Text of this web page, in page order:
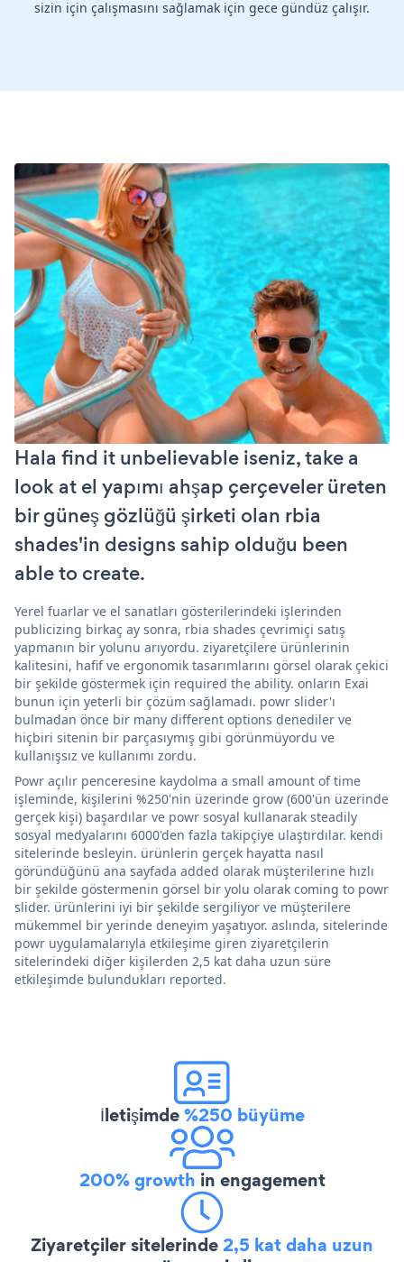
sizin için çalışmasını sağlamak için gece gündüz çalışır.
Hala find it unbelievable iseniz, take a
look at el yapımı ahşap çerçeveler üreten
bir güneş gözlüğü şirketi olan rbia
shades'in designs sahip olduğu been
able to create.
Yerel fuarlar ve el sanatları gösterilerindeki işlerinden
publicizing birkaç ay sonra, rbia shades çevrimiçi satış
yapmanın bir yolunu arıyordu. ziyaretçilere ürünlerinin
kalitesini, hafif ve ergonomik tasarımlarını görsel olarak çekici
bir şekilde göstermek için required the ability. onların Exai
bunun için yeterli bir çözüm sağlamadı. powr slider'ı
bulmadan önce bir many different options denediler ve
hiçbiri sitenin bir parçasıymış gibi görünmüyordu ve
kullanışsız ve kullanımı zordu.
Powr açılır penceresine kaydolma a small amount of time
işleminde, kişilerini %250'nin üzerinde grow (600'ün üzerinde
gerçek kişi) başardılar ve powr sosyal kullanarak steadily
sosyal medyalarını 6000'den fazla takipçiye ulaştırdılar. kendi
sitelerinde besleyin. ürünlerin gerçek hayatta nasıl
göründüğünü ana sayfada added olarak müşterilerine hızlı
bir şekilde göstermenin görsel bir yolu olarak coming to powr
slider. ürünlerini iyi bir şekilde sergiliyor ve müşterilere
mükemmel bir yerinde deneyim yaşatıyor. aslında, sitelerinde
powr uygulamalarıyla etkileşime giren ziyaretçilerin
sitelerindeki diğer kişilerden 2,5 kat daha uzun süre
etkileşimde bulundukları reported.
İletişimde%250 büyüme
200% growth in engagement
Ziyaretçiler sitelerinde2,5 kat daha uzun